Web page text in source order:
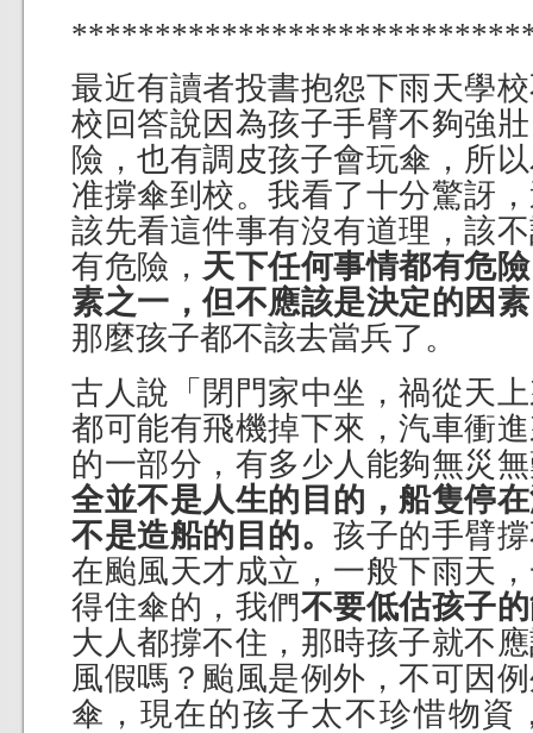
最近有讀者投書抱怨下雨天學
校回答說因為孩子手臂不夠強
險，也有調皮孩子會玩傘，所
准撐傘到校。我看了十分驚訝
該先看這件事有沒有道理，該
有危險， 天下任何事情都有危
素之一，但不應該是決定的因素
那麼孩子都不該去當兵了。
古人說「閉門家中坐，禍從天
都可能有飛機掉下來，汽車衝
的一部分，有多少人能夠無災
全並不是人生的目的，船隻停
不是造船的目的。孩子的手臂
在颱風天才成立，一般下雨天
得住傘的，我們不要低估孩子
大人都撐不住，那時孩子就不
風假嗎？颱風是例外，不可因
傘，現在的孩子太不珍惜物資